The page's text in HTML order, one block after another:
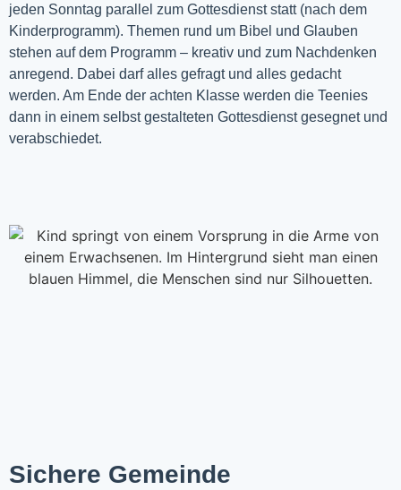
jeden Sonntag parallel zum Gottesdienst statt (nach dem
Kinderprogramm). Themen rund um Bibel und Glauben
stehen auf dem Programm – kreativ und zum Nachdenken
anregend. Dabei darf alles gefragt und alles gedacht
werden. Am Ende der achten Klasse werden die Teenies
dann in einem selbst gestalteten Gottesdienst gesegnet und
verabschiedet.
Sichere Gemeinde